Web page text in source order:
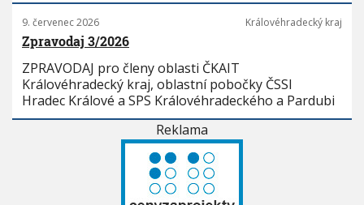
9. červenec 2026 Královéhradecký kraj
Zpravodaj 3/2026
ZPRAVODAJ pro členy oblasti ČKAIT
Královéhradecký kraj, oblastní pobočky ČSSI
Hradec Králové a SPS Královéhradeckého a Pardubi
Reklama